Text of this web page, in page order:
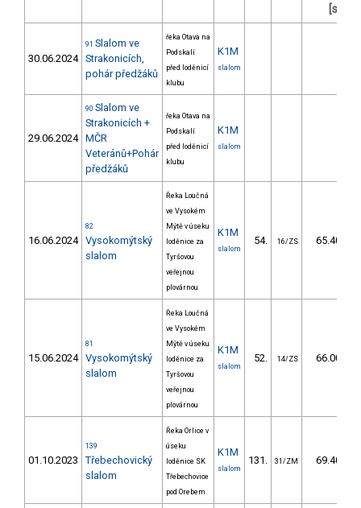
[s]
30.06.2024
91 Slalom ve
Strakonicích,
pohár předžáků
řeka Otava na
Podskalí
před loděnicí
klubu
K1M
slalom
29.06.2024
90 Slalom ve
Strakonicích +
MČR
Veteránů+Pohár
předžáků
řeka Otava na
Podskalí
před loděnicí
klubu
K1M
slalom
16.06.2024
82
Vysokomýtský
slalom
Řeka Loučná
ve Vysokém
Mýtě v úseku
loděnice za
Tyršovou
veřejnou
plovárnou
K1M
slalom
54. 16/ZS 65.40
15.06.2024
81
Vysokomýtský
slalom
Řeka Loučná
ve Vysokém
Mýtě v úseku
loděnice za
Tyršovou
veřejnou
plovárnou
K1M
slalom
52. 14/ZS 66.00
01.10.2023
139
Třebechovický
slalom
Řeka Orlice v
úseku
loděnice SK
Třebechovice
pod Orebem
K1M
slalom
131. 31/ZM 69.40